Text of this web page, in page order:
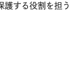
護する役割を担